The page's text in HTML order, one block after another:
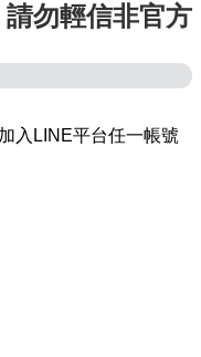
請勿輕信非官方
入LINE平台任一帳號